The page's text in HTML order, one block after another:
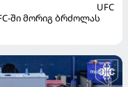
UFC
ში მორიგ ბრძოლას